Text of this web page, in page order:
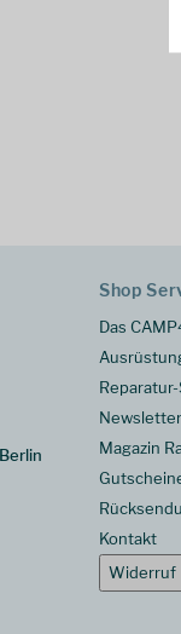
Shop
Das
Newsletter
Magazin
Kontakt
Widerruf